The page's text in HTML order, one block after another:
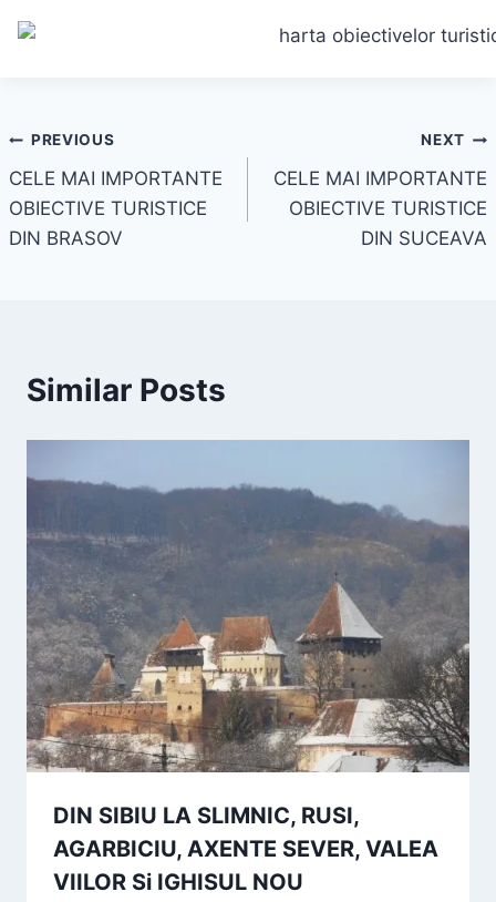
Navigare
în
articole
PREVIOUS
CELE MAI IMPORTANTE
OBIECTIVE TURISTICE
DIN BRASOV
NEXT
CELE MAI IMPORTANTE
OBIECTIVE TURISTICE
DIN SUCEAVA
Similar Posts
DIN SIBIU LA SLIMNIC, RUSI,
AGARBICIU, AXENTE SEVER, VALEA
VIILOR Si IGHISUL NOU